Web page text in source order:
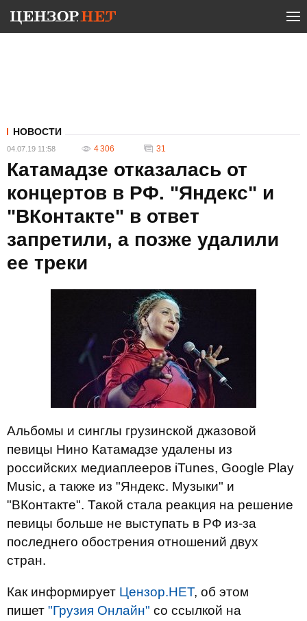
НОВОСТИ
04.07.19 11:58 4 306 31
Катамадзе отказалась от
концертов в РФ. "Яндекс" и
"ВКонтакте" в ответ
запретили, а позже удалили
ее треки
Альбомы и синглы грузинской джазовой
певицы Нино Катамадзе удалены из
российских медиаплееров iTunes, Google Play
Music, а также из "Яндекс. Музыки" и
"ВКонтакте". Такой стала реакция на решение
певицы больше не выступать в РФ из-за
последнего обострения отношений двух
стран.
Как информирует Цензор.НЕТ, об этом
пишет "Грузия Онлайн" со ссылкой на